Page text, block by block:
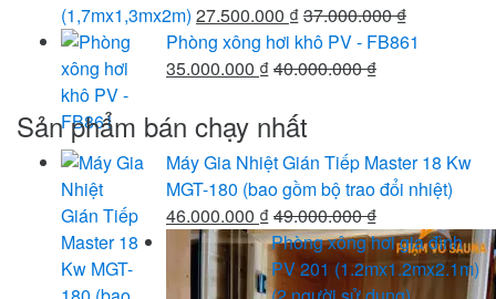
(1,7mx1,3mx2m) 27.500.000 ₫37.000.000₫
Phòng xông hơi khô PV - FB861
35.000.000 ₫40.000.000₫
Sản phẩm bán chạy nhất
Máy Gia Nhiệt Gián Tiếp Master 18 Kw
MGT-180 (bao gồm bộ trao đổi nhiệt)
46.000.000 ₫49.000.000₫
Phòng xông hơi gia đình
PV 201 (1.2mx1.2mx2.1m)